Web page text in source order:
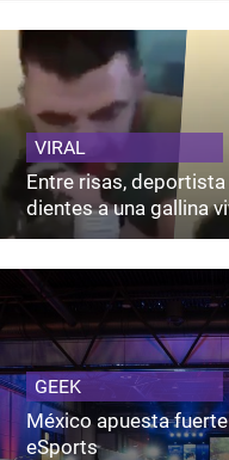
VIRAL
Entre risas,
dientes a una gallina
GEEK
México apuesta
eSports